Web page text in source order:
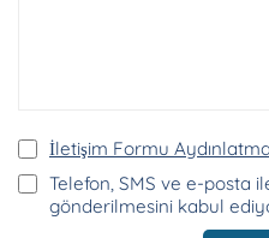
İletişim Formu
Telefon, SMS ve e-posta
gönderilmesini kabul